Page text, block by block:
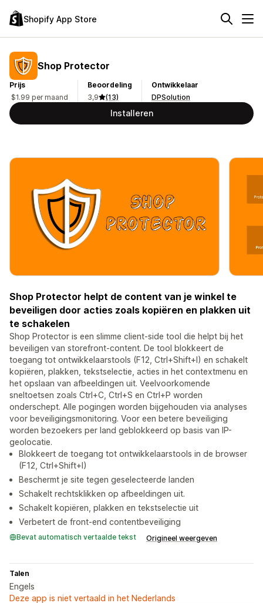
Shopify App Store
Shop Protector
Prijs
$1.99 per maand
Beoordeling
3,9
(13)
Ontwikkelaar
DPSolution
Installeren
Shop Protector helpt de content van je winkel te
beveiligen door acties zoals kopiëren en plakken uit
te schakelen
Shop Protector is een slimme client-side tool die helpt bij het
beveiligen van storefront-content. De tool blokkeert de
toegang tot ontwikkelaarstools (F12, Ctrl+Shift+I) en schakelt
kopiëren, plakken, tekstselectie, acties in het contextmenu en
het opslaan van afbeeldingen uit. Veelvoorkomende
sneltoetsen zoals Ctrl+C, Ctrl+S en Ctrl+P worden
onderschept. Alle pogingen worden bijgehouden via analyses
voor beveiligingsmonitoring. Voor een betere beveiliging
worden bezoekers per land geblokkeerd op basis van IP-
geolocatie.
Blokkeert de toegang tot ontwikkelaarstools in de browser
(F12, Ctrl+Shift+I)
Beschermt je site tegen geselecteerde landen
Schakelt rechtsklikken op afbeeldingen uit.
Schakelt kopiëren, plakken en tekstselectie uit
Verbetert de front-end contentbeveiliging
Bevat automatisch vertaalde tekst Origineel weergeven
Talen
Engels
Deze app is niet vertaald in het Nederlands